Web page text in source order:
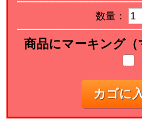
数量：
商品にマーキング（
カゴに